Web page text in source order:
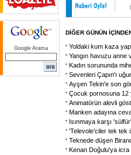
Google Arama
DİĞER GÜNÜN
Yoldaki kum kaza
Yangın havuzu anne
Kadın sorununda
Sevenleri Çapın'ı
Ayşen Tekin'e son
Çocuk pornosuna 12
Animatörün alevli
Manken adayına
Isınmaya karşı 'sülfür'
'Televole'ciler tek tek
Teknede düşen
Kenan Doğulu'ya icra